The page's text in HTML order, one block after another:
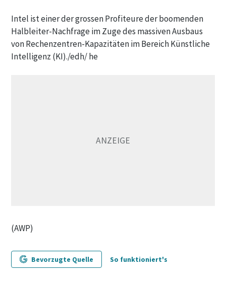
Intel ist einer der grossen Profiteure der boomenden
Halbleiter-Nachfrage im Zuge des massiven Ausbaus
von Rechenzentren-Kapazitäten im Bereich Künstliche
Intelligenz (KI)./edh/ he
(AWP)
Bevorzugte Quelle So funktioniert's